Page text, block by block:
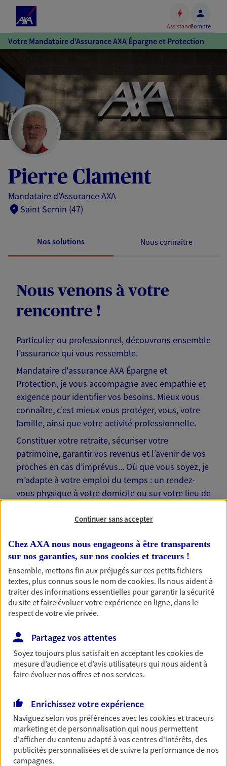
Accéder
au
Accéder
au
pied
de
page
AssistanceCompte
Votre Mandataire d'Assurance AXA Épargne et Protection
Pierre Clament
Mandataire d'Assurance AXA
Saint Sernin (47)
Nos solutions Nous connaître
Nous venons à votre
rencontre !
Particulier ou professionnel, découvrons ensemble
l’assurance qui vous ressemble.
Mandataire d'assurance AXA Épargne et
Protection, je vous accompagne avec empathie et
exigence pour identifier vos besoins. Mieux vous
connaître, c'est mieux vous protéger, vous, votre
famille, ainsi que votre activité professionnelle.
Constituer votre retraite, sécuriser votre
patrimoine, garantir vos revenus et l’avenir de vos
proches en cas d’imprévus... Où que vous soyez, je
m’adapte à votre emploi du temps : un rendez-
vous physique à votre domicile ou sur votre lieu de
Nos offres phares
Épargne
Réalisez vos projets grâce à votre épargne : achat
immobilier, études des enfants ou voyage autour
du monde… Épargnez à votre rythme et
simplement, selon votre profil.
Préparez sereinement ce nouveau chapitre de
votre vie avec les conseils d'un expert. Découvrez
notre solution PER (Plan Epargne Retraite)
spécialement conçue pour la retraite.
Continuer sans accepter
Chez AXA nous nous engageons à être transparents
sur nos garanties, sur nos cookies et traceurs !
Ensemble, mettons fin aux préjugés sur ces petits fichiers
textes, plus connus sous le nom decookies. Ils nous aident à
traiter des informations essentielles pour garantir la sécurité
du site et faire évoluer votre expérience en ligne, dans le
respect de votre vie privée.
Partagez vos attentes
Soyez toujours plus satisfait en acceptant lescookiesde
mesure d’audience et d’avis utilisateurs qui nous aident à
faire évoluer nos offres et nos services.
Enrichissez votre expérience
Naviguez selon vos préférences avec lescookies et traceurs
marketing et de personnalisation qui nous permettent
d'afficher du contenu adapté à vos centres d'intérêts, des
publicités personnalisées et de suivre la performance de nos
campagnes.